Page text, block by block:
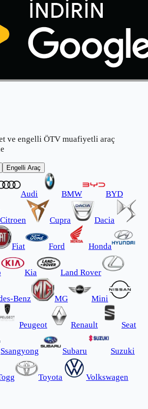
ve engelli ÖTV muafiyetli araç
Engelli Araç
Audi BMW BYD
Citroen Cupra Dacia
Fiat Ford Honda
Kia Land Rover
Benz MG Mini
Peugeot Renault Seat
Ssangyong Subaru Suzuki
Toyota Volkswagen